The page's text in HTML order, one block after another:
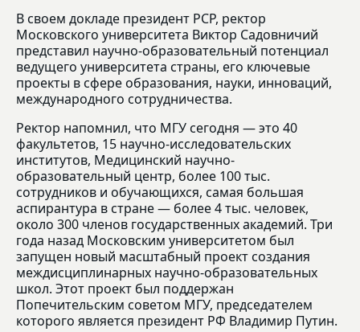
В своем докладе президент РСР, ректор
Московского университета Виктор Садовничий
представил научно-образовательный потенциал
ведущего университета страны, его ключевые
проекты в сфере образования, науки, инноваций,
международного сотрудничества.
Ректор напомнил, что МГУ сегодня — это 40
факультетов, 15 научно-исследовательских
институтов, Медицинский научно-
образовательный центр, более 100 тыс.
сотрудников и обучающихся, самая большая
аспирантура в стране — более 4 тыс. человек,
около 300 членов государственных академий. Три
года назад Московским университетом был
запущен новый масштабный проект создания
междисциплинарных научно-образовательных
школ. Этот проект был поддержан
Попечительским советом МГУ, председателем
которого является президент РФ Владимир Путин.